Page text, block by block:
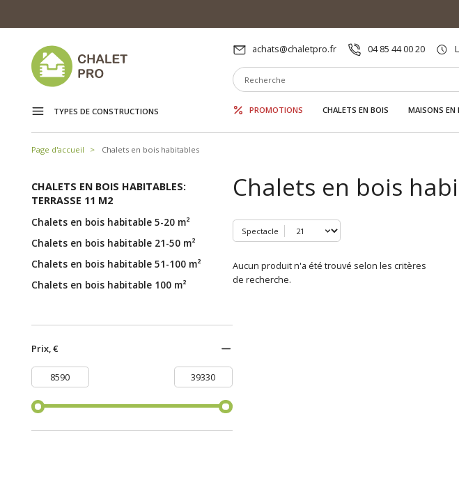
achats@chaletpro.fr 04 85 44 00 20
TYPES DE CONSTRUCTIONS PROMOTIONS CHALETS EN BOIS MAISONS EN
Page d'accueil Chalets en bois habitables
CHALETS EN BOIS HABITABLES:
TERRASSE 11 M2
Chalets en bois habitable 5-20 m²
Chalets en bois habitable 21-50 m²
Chalets en bois habitable 51-100 m²
Chalets en bois habitable 100 m²
Prix, €
Chalets en bois
Spectacle
Aucun produit n'a été trouvé selon les critères
de recherche.